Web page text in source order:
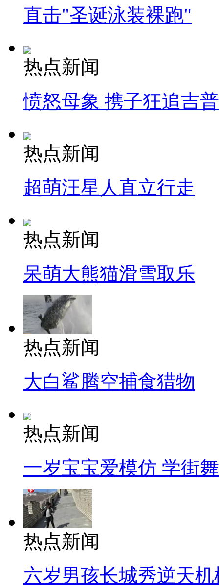
直击"圣诞泳装裸跑"
热点新闻
愤怒母象 携子狂追吉
热点新闻
超萌汪星人直立行走
热点新闻
呆萌大熊猫滑雪取乐
热点新闻
大白鲨腾空捕食猎物
热点新闻
一岁宝宝爱模仿 学街
热点新闻
六岁男孩长城秀逆天机